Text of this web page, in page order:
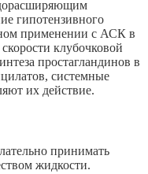
гипотензивного
применении с АСК в
клубочковой
простагландинов в
системные
их действие.
принимать
жидкости.